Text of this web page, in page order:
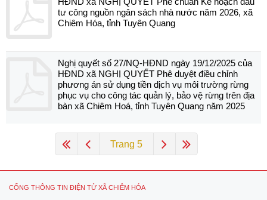
tư công nguồn ngân sách nhà nước năm 2026, xã
Chiêm Hóa, tỉnh Tuyên Quang
Nghị quyết số 27/NQ-HĐND ngày 19/12/2025 của
HĐND xã NGHỊ QUYẾT Phê duyệt điều chỉnh
phương án sử dụng tiền dịch vụ môi trường rừng
phục vụ cho công tác quản lý, bảo vệ rừng trên địa
bàn xã Chiêm Hoá, tỉnh Tuyên Quang năm 2025
Trang 5
CỔNG THÔNG TIN ĐIỆN TỬ XÃ CHIÊM HÓA